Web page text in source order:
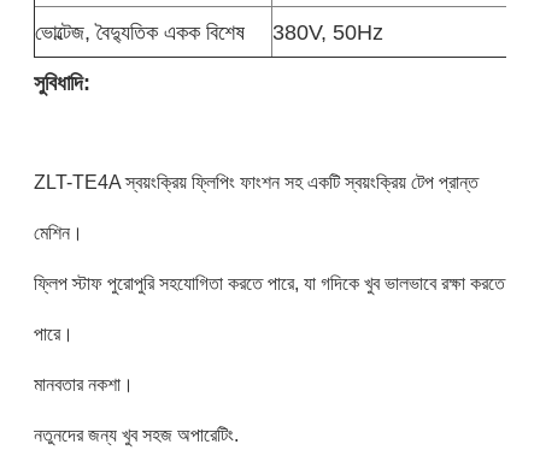
ভোল্টেজ, বৈদ্যুতিক একক বিশেষ
380V, 50Hz
সুবিধাদি:
ZLT-TE4A স্বয়ংক্রিয় ফ্লিপিং ফাংশন সহ একটি স্বয়ংক্রিয় টেপ প্রান্ত
মেশিন।
ফ্লিপ স্টাফ পুরোপুরি সহযোগিতা করতে পারে, যা গদিকে খুব ভালভাবে রক্ষা করতে
পারে।
মানবতার নকশা।
নতুনদের জন্য খুব সহজ অপারেটিং.